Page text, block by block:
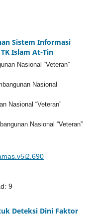
Sistem Informasi
Islam At-Tin
Nasional “Veteran”
Nasional
Nasional “Veteran”
Nasional “Veteran”
9
Deteksi Dini Faktor